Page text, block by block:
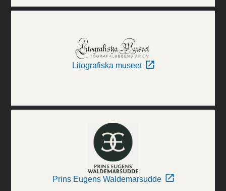
Litografiska museet
Prins Eugens Waldemarsudde